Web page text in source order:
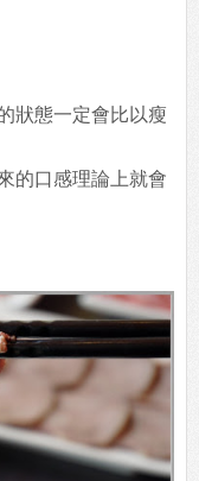
狀態一定會比以瘦
的口感理論上就會